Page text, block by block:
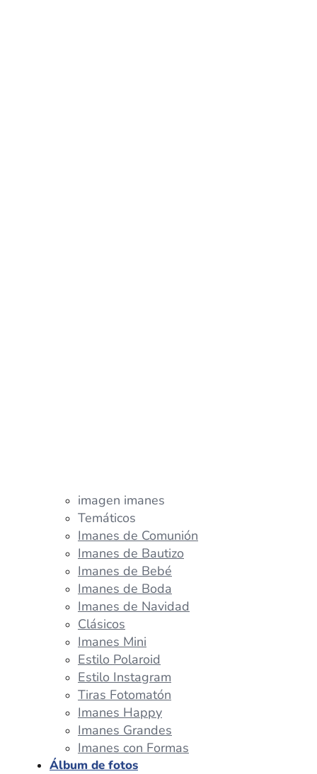
imagen imanes
Temáticos
Imanes de Comunión
Imanes de Bautizo
Imanes de Bebé
Imanes de Boda
Imanes de Navidad
Clásicos
Imanes Mini
Estilo Polaroid
Estilo Instagram
Tiras Fotomatón
Imanes Happy
Imanes Grandes
Imanes con Formas
Álbum de fotos